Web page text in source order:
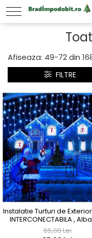
Afiseaza: 49-72din
FILTRE
Instalatie Turturi de
INTERCONECTABILA ,
65,00 Lei